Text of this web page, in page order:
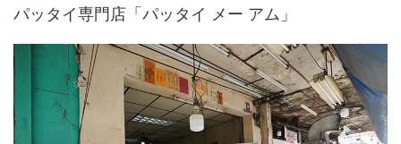
パッタイ専門店「パッタイ メー アム」